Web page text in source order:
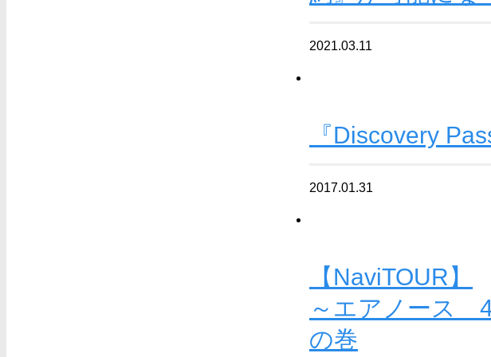
2021.03.11
『Discovery
2017.01.31
【NaviTOUR】
～エアノース
の巻